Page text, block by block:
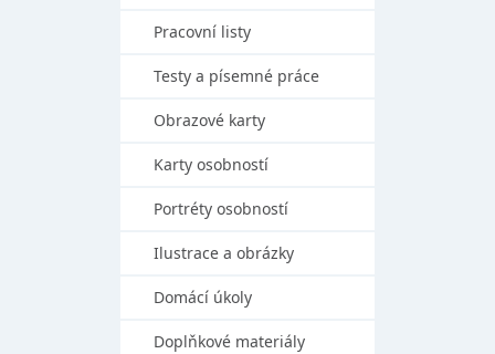
Pracovní listy
Testy a písemné práce
Obrazové karty
Karty osobností
Portréty osobností
Ilustrace a obrázky
Domácí úkoly
Doplňkové materiály